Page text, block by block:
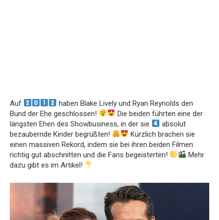
Auf
haben Blake Lively und Ryan Reynolds den
Bund der Ehe geschlossen!
Die beiden führten eine der
längsten Ehen des Showbusiness, in der sie
absolut
bezaubernde Kinder begrüßten!
Kürzlich brachen sie
einen massiven Rekord, indem sie bei ihren beiden Filmen
richtig gut abschnitten und die Fans begeisterten!
Mehr
dazu gibt es im Artikel!